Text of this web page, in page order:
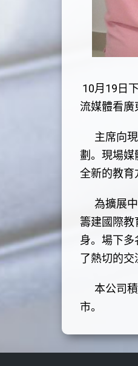
10月19日
流媒體看廣
主席向現
劃。現場媒
全新的教育
為擴展中
籌建國際教
身。場下
了熱切的交
本公司積
市。